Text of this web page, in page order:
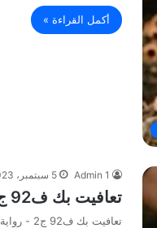
أكمل القراءة »
Admin 1 5 سبتمبر، 2023
تعافيت بك ف92 ج2 – رواية تعافيت بك PDF
تعافيت بك ف92 ج2 - رواية تعافيت بك PDF